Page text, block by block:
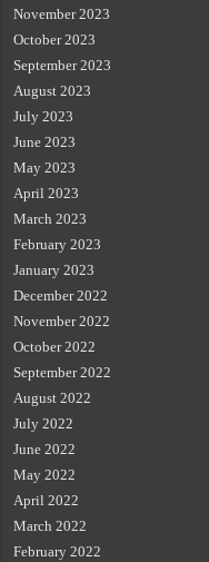
November 2023
October 2023
September 2023
August 2023
July 2023
June 2023
May 2023
April 2023
March 2023
February 2023
January 2023
December 2022
November 2022
October 2022
September 2022
August 2022
July 2022
June 2022
May 2022
April 2022
March 2022
February 2022